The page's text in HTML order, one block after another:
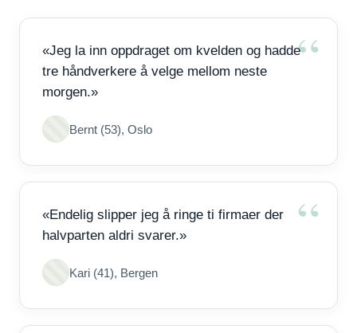
«Jeg la inn oppdraget om kvelden og hadde
tre håndverkere å velge mellom neste
morgen.»
Bernt (53), Oslo
«Endelig slipper jeg å ringe ti firmaer der
halvparten aldri svarer.»
Kari (41), Bergen